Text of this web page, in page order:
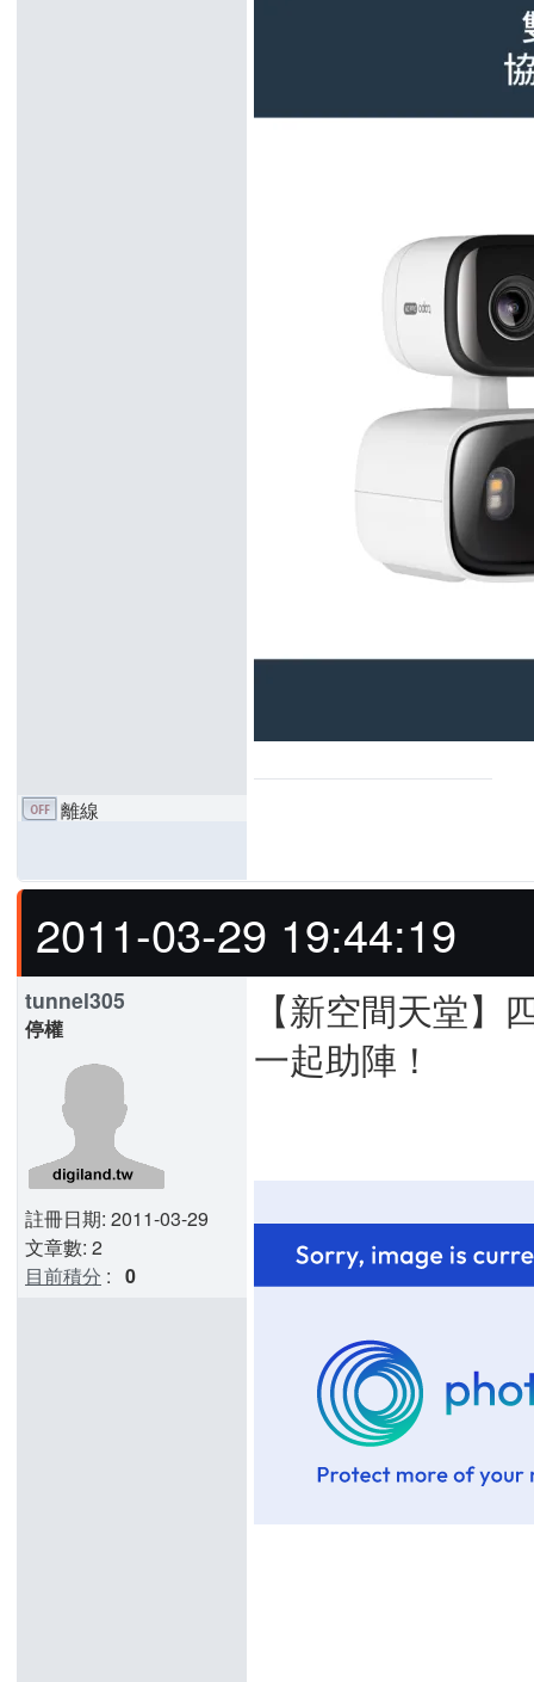
離線
2011-03-29 19:44:19
tunnel305
停權
註冊日期: 2011-03-29
文章數: 2
目前積分 : 0
【新空間天堂
一起助陣！